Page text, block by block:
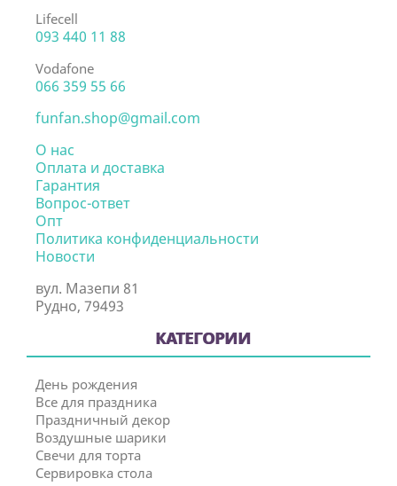
Lifecell
093 440 11 88
Vodafone
066 359 55 66
funfan.shop@gmail.com
О нас
Оплата и доставка
Гарантия
Вопрос-ответ
Опт
Политика конфиденциальности
Новости
вул. Мазепи 81
Рудно, 79493
КАТЕГОРИИ
День рождения
Все для праздника
Праздничный декор
Воздушные шарики
Свечи для торта
Сервировка стола